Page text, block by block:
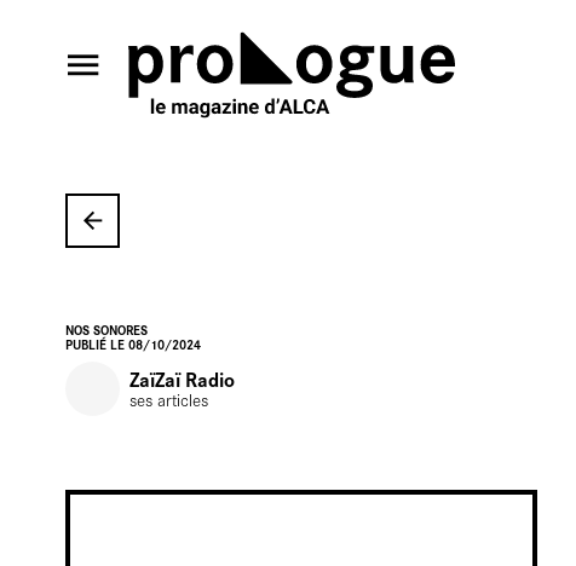
NOS SONORES
PUBLIÉ LE 08/10/2024
ZaïZaï Radio
ses articles
En librairie